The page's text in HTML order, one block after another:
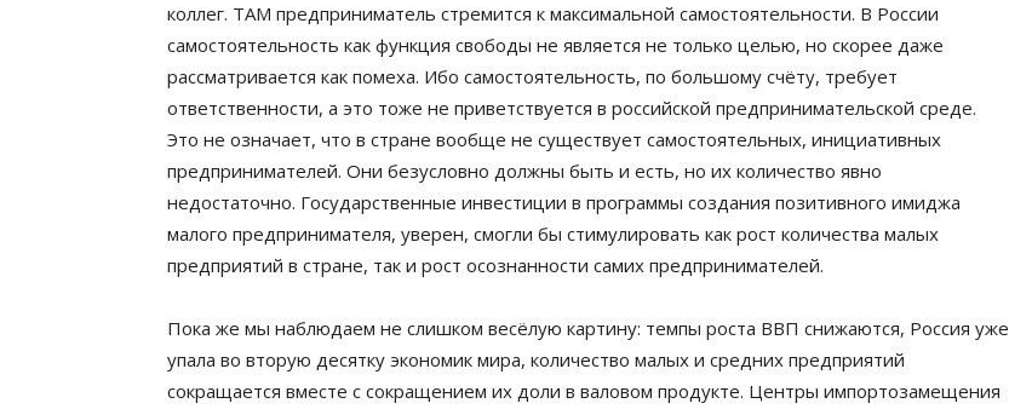
коллег. ТАМ предприниматель стремится к максимальной самостоятельности. В России
самостоятельность как функция свободы не является не только целью, но скорее даже
рассматривается как помеха. Ибо самостоятельность, по большому счёту, требует
ответственности, а это тоже не приветствуется в российской предпринимательской среде.
Это не означает, что в стране вообще не существует самостоятельных, инициативных
предпринимателей. Они безусловно должны быть и есть, но их количество явно
недостаточно. Государственные инвестиции в программы создания позитивного имиджа
малого предпринимателя, уверен, смогли бы стимулировать как рост количества малых
предприятий в стране, так и рост осознанности самих предпринимателей.
Пока же мы наблюдаем не слишком весёлую картину: темпы роста ВВП снижаются, Россия уже
упала во вторую десятку экономик мира, количество малых и средних предприятий
сокращается вместе с сокращением их доли в валовом продукте. Центры импортозамещения